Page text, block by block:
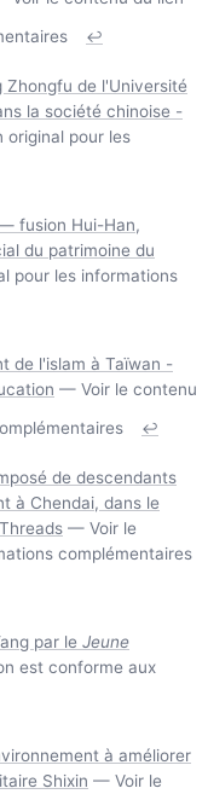
↩
Zhongfu de l'Université
la société chinoise -
pour les
fusion Hui-Han,
du patrimoine du
pour les informations
de l'islam à Taïwan -
— Voir le contenu
↩
de descendants
à Chendai, dans le
— Voir le
complémentaires
par le Jeune
est conforme aux
à améliorer
Shixin — Voir le